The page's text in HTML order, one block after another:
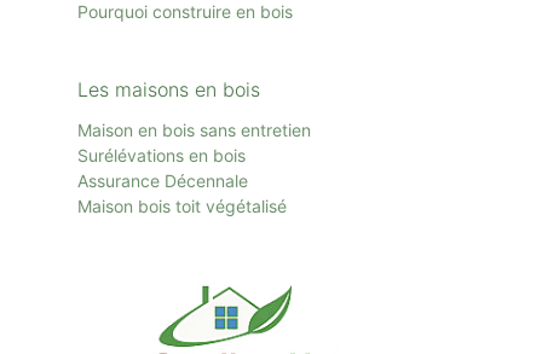
Pourquoi construire en bois
Les maisons en bois
Maison en bois sans entretien
Surélévations en bois
Assurance Décennale
Maison bois toit végétalisé